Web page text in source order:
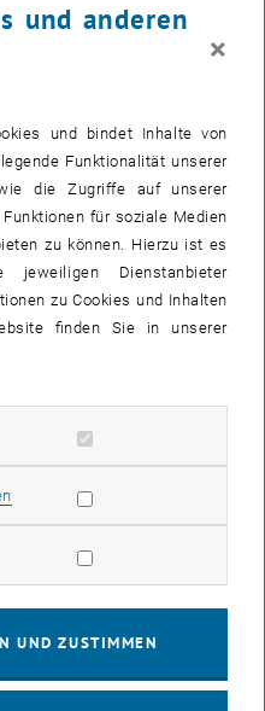
© W. Bichler
und anderen
×
und bindet Inhalte von
Funktionalität unserer
die Zugriffe auf unserer
für soziale Medien
zu können. Hierzu ist es
Dienstanbieter
zu Cookies und Inhalten
finden Sie in unserer
Cookies zulassen
Statistik Cookies zulassen
Cookies zulassen
UND ZUSTIMMEN